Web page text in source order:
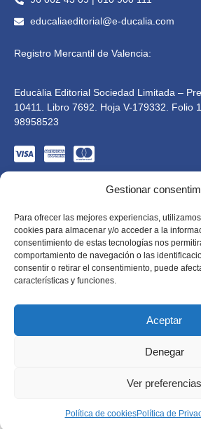
Gestionar
Para ofrecer las mejores experiencias,
cookies para almacenar y/o acceder a la
consentimiento de estas tecnologías nos
comportamiento de navegación o las
consentir o retirar el consentimiento, puede
características y funciones.
Aceptar
Denegar
Ver preferencias
Política de cookiesPolítica de
educaliaeditorial@e-ducalia.com
Registro Mercantil de Valencia:
Educàlia Editorial Sociedad Limitada –
10411. Libro 7692. Hoja V-179332. Folio
98958523
Educàlia Editorial S.L. está adaptada
la LSSI-CE, RGPD y LOPD. 2023 .